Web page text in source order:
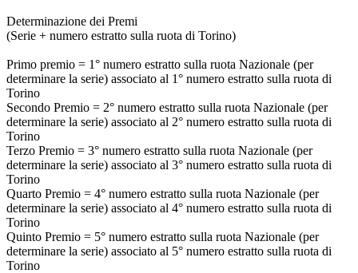
Determinazione dei Premi
(Serie + numero estratto sulla ruota di Torino)
Primo premio = 1° numero estratto sulla ruota Nazionale (per
determinare la serie) associato al 1° numero estratto sulla ruota di
Torino
Secondo Premio = 2° numero estratto sulla ruota Nazionale (per
determinare la serie) associato al 2° numero estratto sulla ruota di
Torino
Terzo Premio = 3° numero estratto sulla ruota Nazionale (per
determinare la serie) associato al 3° numero estratto sulla ruota di
Torino
Quarto Premio = 4° numero estratto sulla ruota Nazionale (per
determinare la serie) associato al 4° numero estratto sulla ruota di
Torino
Quinto Premio = 5° numero estratto sulla ruota Nazionale (per
determinare la serie) associato al 5° numero estratto sulla ruota di
Torino